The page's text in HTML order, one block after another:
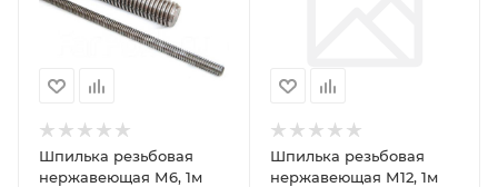
Шпилька резьбовая
нержавеющая М6, 1м
Шпилька резьбовая
нержавеющая М12, 1м